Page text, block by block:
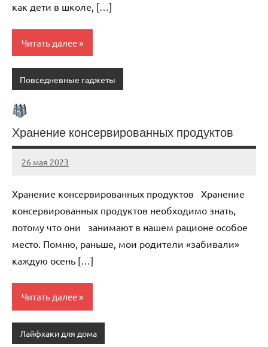
как дети в школе, […]
Читать далее
Повседневные гаджеты
Хранение консервированных продуктов
26 мая 2023
organic63_ru
Нет
Хранение консервированных продуктов Хранение
консервированных продуктов необходимо знать,
потому что они занимают в нашем рационе особое
место. Помню, раньше, мои родители «забивали»
каждую осень […]
Читать далее
Лайфхаки для дома